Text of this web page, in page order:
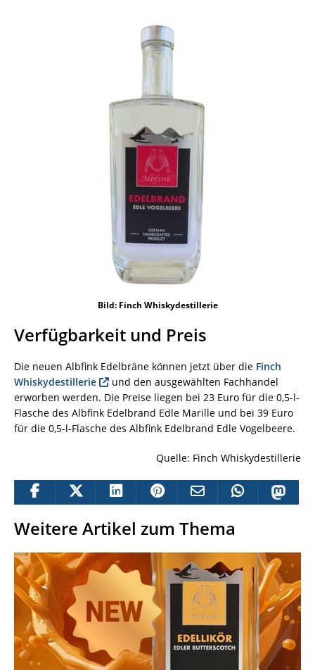
Bild: Finch Whiskydestillerie
Verfügbarkeit und Preis
Die neuen Albfink Edelbräne können jetzt über die Finch
Whiskydestillerie
und den ausgewählten Fachhandel
erworben werden. Die Preise liegen bei 23 Euro für die 0,5-l-
Flasche des Albfink Edelbrand Edle Marille und bei 39 Euro
für die 0,5-l-Flasche des Albfink Edelbrand Edle Vogelbeere.
Quelle: Finch Whiskydestillerie
Weitere Artikel zum Thema